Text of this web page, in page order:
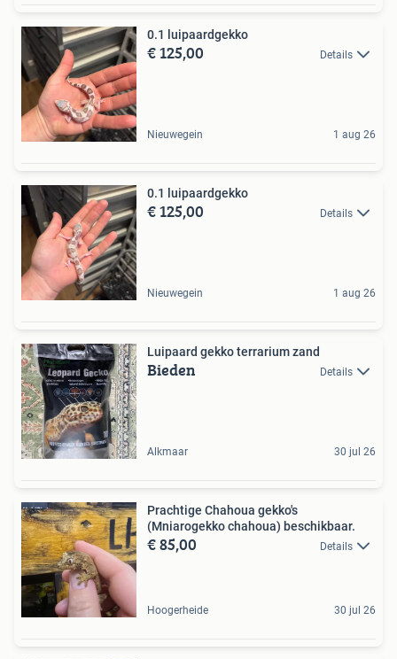
0.1 luipaardgekko
€ 125,00 Details
Nieuwegein 1 aug 26
0.1 luipaardgekko
€ 125,00 Details
Nieuwegein 1 aug 26
Luipaard gekko terrarium zand
Bieden Details
Alkmaar 30 jul 26
Prachtige Chahoua gekko's
(Mniarogekko chahoua) beschikbaar.
€ 85,00 Details
Hoogerheide 30 jul 26